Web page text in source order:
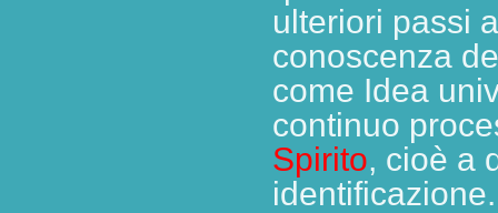
ulteriori passi
conoscenza
come Idea
continuo
Spirito, cioè a
identificazione.